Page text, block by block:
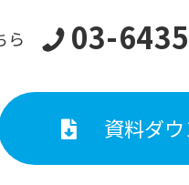
ら 03-
資料ダ